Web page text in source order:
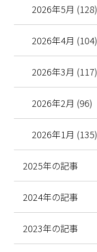
2026年5月 (128)
2026年4月 (104)
2026年3月 (117)
2026年2月 (96)
2026年1月 (135)
2025年の記事
2024年の記事
2023年の記事